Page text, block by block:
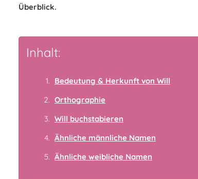
Überblick.
Inhalt:
Bedeutung & Herkunft von Will
Orthographie
Will buchstabieren
Ähnliche männliche Namen
Ähnliche weibliche Namen